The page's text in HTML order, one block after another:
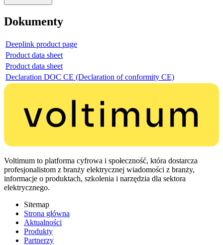
Dokumenty
Deeplink product page
Product data sheet
Product data sheet
Declaration DOC CE (Declaration of conformity CE)
Voltimum to platforma cyfrowa i społeczność, która dostarcza
profesjonalistom z branży elektrycznej wiadomości z branży,
informacje o produktach, szkolenia i narzędzia dla sektora
elektrycznego.
Sitemap
Strona główna
Aktualności
Produkty
Partnerzy